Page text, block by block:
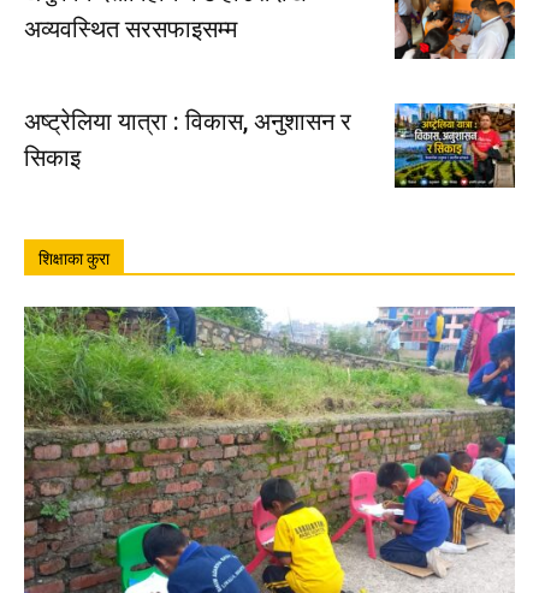
अव्यवस्थित सरसफाइसम्म
अष्ट्रेलिया यात्रा : विकास, अनुशासन र
सिकाइ
शिक्षाका कुरा